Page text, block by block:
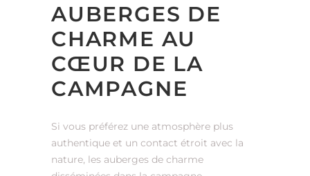
AUBERGES DE
CHARME AU
CŒUR DE LA
CAMPAGNE
Si vous préférez une atmosphère plus
authentique et un contact étroit avec la
nature, les auberges de charme